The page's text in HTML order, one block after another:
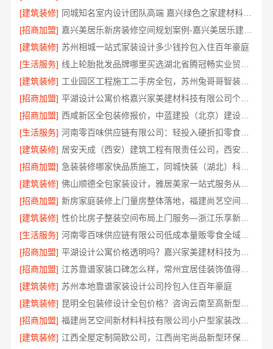
[建筑装修]
同城知名室内设计团队高端 嘉兴绿色之家建材科技有限公司
[招商加盟]
嘉兴美居乐新房装修空间规划案例-嘉兴美居乐建材科技有限公司
[建筑装修] 苏州相城一站式家装设计多少钱拎包入住百年豪庭
[生活服务]
[建筑装修]
工业园区工程施工二手房全包，苏州兔哥哥智装新材料有限公司一站式服务
[招商加盟]
平湖设计公寓价格嘉兴家美建材科技有限公司个性化全案设计
[招商加盟]
西咸新区全包装修报价，中蓝建投（北京）建设有限公司武功分公司
[生活服务]
河南零百味供应链有限公司：轻投入硬折扣零食铺低风险经营
[建筑装修]
[招商加盟]
急装装修哪家快品质施工，同城快装（湖北）科技有限公司省心靠谱
[建筑装修]
[招商加盟]
[建筑装修]
性价比房子整装空间布局上门服务—浙江乐享新材料有限公司
[生活服务]
河南零百味供应链有限公司低成本量贩零食全域盈利
[招商加盟]
[招商加盟]
江苏靠谱家装口碑怎么样，常州宜居佳装饰值得信赖
[建筑装修] 苏州本地靠谱家装设计公司拎包入住百年豪庭
[建筑装修]
[招商加盟]
福建尚艺空间新材料科技有限公司小户型家装改造口碑优选报价
[建筑装修]
江西全屋定制简欧公司，江西尚宅尚品新型环保材料有限公司专业服务